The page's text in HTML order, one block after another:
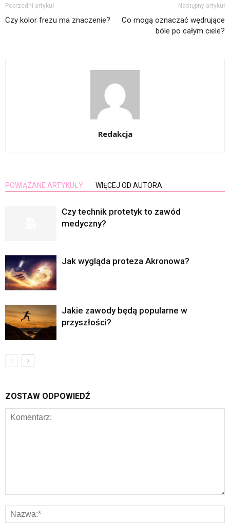
Poprzedni artykuł
Czy kolor frezu ma znaczenie?
Następny artykuł
Co mogą oznaczać wędrujące
bóle po całym ciele?
Redakcja
POWIĄZANE ARTYKUŁY WIĘCEJ OD AUTORA
Czy technik protetyk to zawód
medyczny?
Jak wygląda proteza Akronowa?
Jakie zawody będą popularne w
przyszłości?
ZOSTAW ODPOWIEDŹ